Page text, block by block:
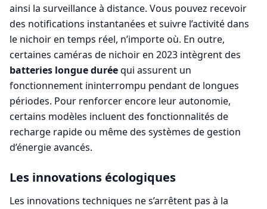
ainsi la surveillance à distance. Vous pouvez recevoir
des notifications instantanées et suivre l’activité dans
le nichoir en temps réel, n’importe où. En outre,
certaines caméras de nichoir en 2023 intègrent des
batteries longue duréequi assurent un
fonctionnement ininterrompu pendant de longues
périodes. Pour renforcer encore leur autonomie,
certains modèles incluent des fonctionnalités de
recharge rapide ou même des systèmes de gestion
d’énergie avancés.
Les innovations écologiques
Les innovations techniques ne s’arrêtent pas à la